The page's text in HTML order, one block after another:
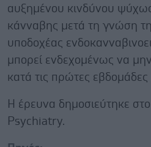
αυξημένου κινδύνου
κάνναβης μετά τη γνώση
υποδοχέας
μπορεί ενδεχομένως να
κατά τις πρώτες
Η έρευνα δημοσιεύτηκε
Psychiatry.